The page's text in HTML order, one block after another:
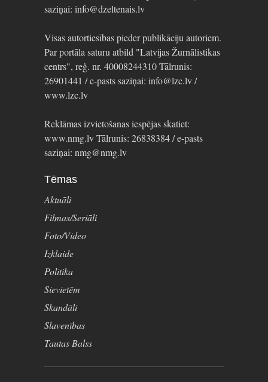
saziņai: info@dzeltenais.lv
Visas autortiesības pieder publikāciju autoriem.
Par portāla saturu atbild "Latvijas Žurnālistikas
centrs", reģ. nr. 40008244310 Tālrunis:
26901441 / e-pasts saziņai: info@lzc.lv /
www.lzc.lv
Reklāmas izvietošanas iespējas skatiet:
www.nmg.lv Tālrunis: 26838384 / e-pasts
saziņai: nmg@nmg.lv
Tēmas
Aktuāli
Filmas/Seriāli
Foto/Video
Izklaide
Politika
Sievietēm
Skandāli
Slavenības
Tautas Balss